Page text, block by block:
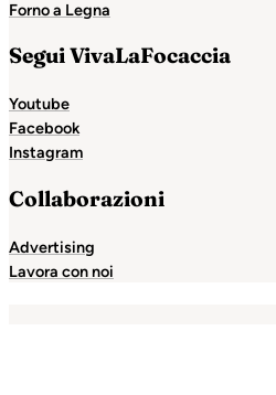
Forno a Legna
Segui VivaLaFocaccia
Youtube
Facebook
Instagram
Collaborazioni
Advertising
Lavora con noi